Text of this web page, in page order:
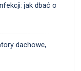
jak dbać o
dachowe,